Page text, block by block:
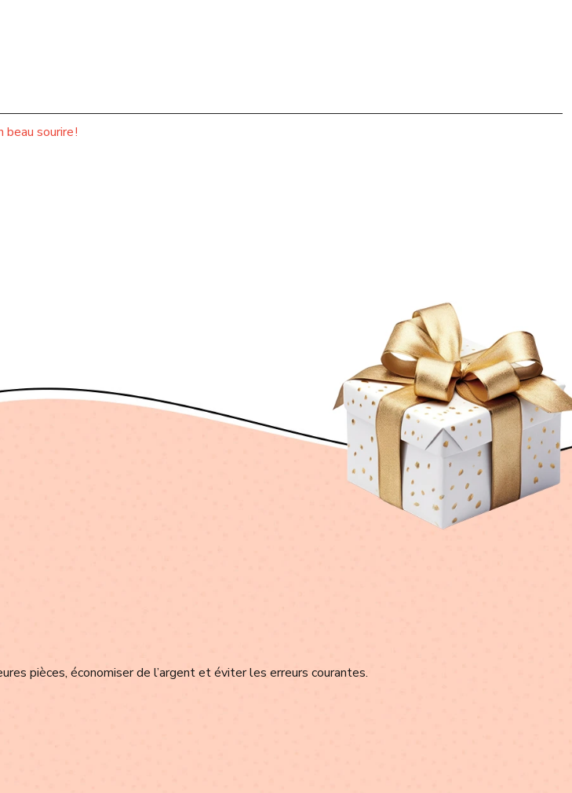
sourire !
pièces, économiser de l’argent et éviter les erreurs courantes.